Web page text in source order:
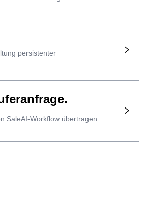
persistenter
SaleAI-Workflow übertragen.